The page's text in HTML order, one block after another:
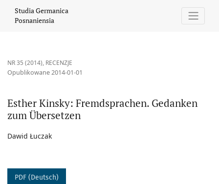
Studia Germanica
Posnaniensia
NR 35 (2014), RECENZJE
Esther Kinsky: Fremdsprachen. Gedanken
zum Übersetzen
Opublikowane 2014-01-01
Dawid Łuczak
PDF (Deutsch)